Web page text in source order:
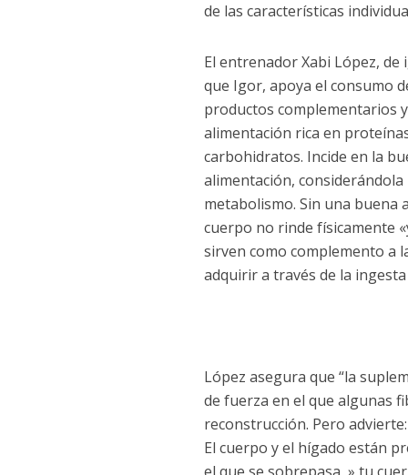
de las características
El entrenador Xabi López, de
que Igor, apoya el consumo
productos complementarios
alimentación rica en
carbohidratos. Incide en la
alimentación, considerándola
metabolismo. Sin una buena
cuerpo no rinde físicamente
sirven como complemento a
adquirir a través de la
López asegura que “la
de fuerza en el que algunas
reconstrucción. Pero
El cuerpo y el hígado están